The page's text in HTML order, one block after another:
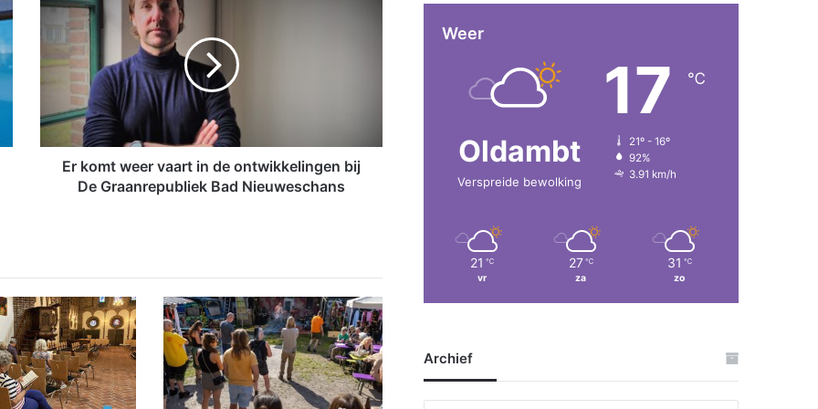
r
m
t
e
e
i
n
d
e
o
n
t
Er komt weer vaart in de ontwikkelingen bij
De Graanrepubliek Bad Nieuweschans
Weer
Oldambt
Verspreide bewolking
17 ℃
21º - 16º
92%
3.91 km/h
21 ℃
vr
27 ℃
za
31 ℃
zo
Archief